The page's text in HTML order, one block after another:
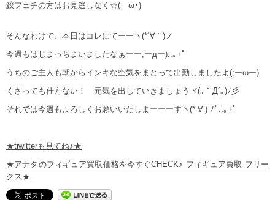
鮫フェチの方はお見逃しなく☆(ゝω･)
そんなわけで、本日はコレにてーーヽ(*´∀｀)ノ
今週もはじまっちまいましたなぁーー;ーдー).:｡+ﾟ
うちのご主人も朝からインキな空気をまとって出勤しましたよ(;ーωー)
くさっても仕方ない！ 元気を出していきましょうヾ(｡｀Д´｡)ﾉ彡
それでは今週もよろしくお願いいたしまーーーすヽ(*´∀`) ﾉﾟ.:｡+ﾟ
★tiwitterも見てね♪★
★アナタのフィギュア買取価格を今すぐCHECK♪ フィギュア買取 フリー
クス★